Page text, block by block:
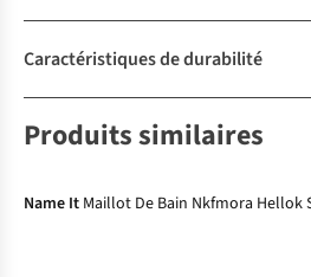
Caractéristiques de durabilité
Produits similaires
Name It Maillot De Bain Nkfmora Hellok